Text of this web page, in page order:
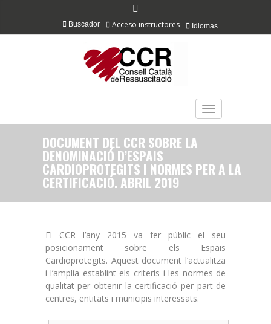
Idiomas
Acceso instructores
Buscador
TOGGLE
DOCUMENT DEL CCR SOBRE LA
DENOMINACIÓ D’ESPAIS
CARDIOPROTEGITS I NORMES PER A LA
CERTIFICACIÓ. ABRIL 2019
El CCR l’any 2015 va fer públic el seu
posicionament sobre els Espais
Cardioprotegits. Aquest document l’actualitza
i l’amplia establint els criteris i les normes de
qualitat per obtenir la certificació per part de
centres, entitats i municipis interessats.